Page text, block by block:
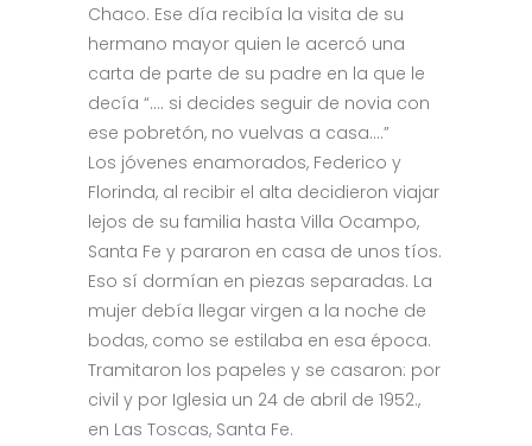
Chaco. Ese día recibía la visita de su
hermano mayor quien le acercó una
carta de parte de su padre en la que le
decía “…. si decides seguir de novia con
ese pobretón, no vuelvas a casa….”
Los jóvenes enamorados, Federico y
Florinda, al recibir el alta decidieron viajar
lejos de su familia hasta Villa Ocampo,
Santa Fe y pararon en casa de unos tíos.
Eso sí dormían en piezas separadas. La
mujer debía llegar virgen a la noche de
bodas, como se estilaba en esa época.
Tramitaron los papeles y se casaron: por
civil y por Iglesia un 24 de abril de 1952.,
en Las Toscas, Santa Fe.